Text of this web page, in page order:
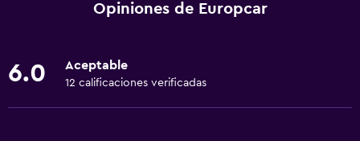
Opiniones de Europcar
6.0 Aceptable
12 calificaciones verificadas